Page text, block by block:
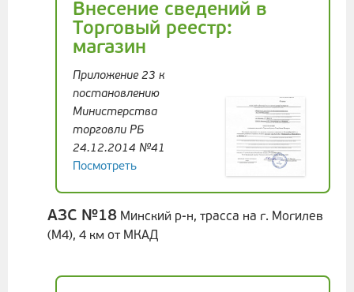
Внесение сведений в
Торговый реестр:
магазин
Приложение 23 к
постановлению
Министерства
торговли РБ
24.12.2014 №41
Посмотреть
АЗС №18 Минский р-н, трасса на г. Могилев
(М4), 4 км от МКАД